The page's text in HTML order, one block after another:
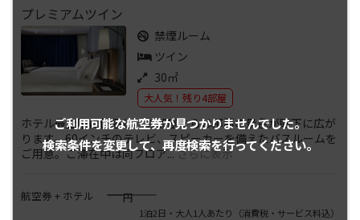
ご利用可能な航空券が見つかりませんでした。
検索条件を変更して、再度検索を行ってください。
プレミアムツイン
禁煙ルーム
ツイン
30㎡
大人気！残り4部屋
ホテル最上階に位置し、お部屋からは那覇の景色が眼下に広が
ります。60インチのテレビ、スピーカーを備えたバスルームを
ご用意。ご滞在中は同フロア...さらに表示
航空券 + ホテル ――――円
1泊2日・大人1人あたり （消費税・サービス料込）